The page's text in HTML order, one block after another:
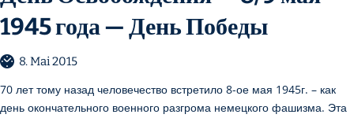
1945 года — День Победы
8. Mai 2015
70 лет тому назад человечество встретило 8-ое мая 1945г. – как
день окончательного военного разгрома немецкого фашизма. Эта